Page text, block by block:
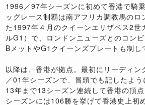
1996／97年シーズンに初めて香港で騎
ッグレース制覇は南アフリカ調教馬のロ
た1997年４月のクイーンエリザベス2世
ルG1）で、ロンドンニューズとのコン
BメットやG1クイーンズプレートも制し
以降は、香港が拠点。最初にリーディ
／01年シーズンで、冒頭でも記したよ
13年まで13シーズン連続して香港の頂
シーズンには106勝を挙げて香港史上初